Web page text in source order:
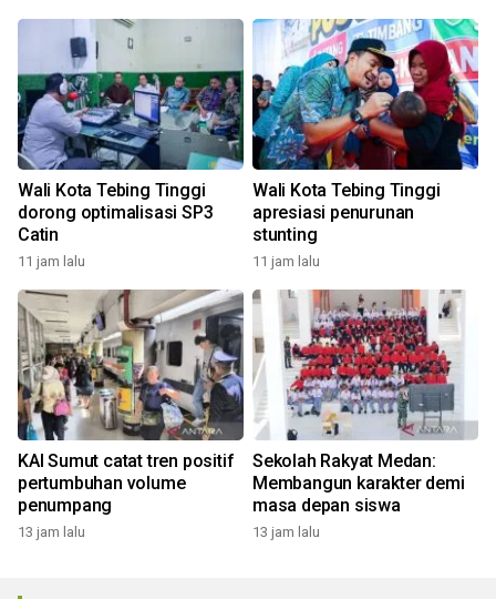
Wali Kota Tebing Tinggi
dorong optimalisasi SP3
Catin
11 jam lalu
Wali Kota Tebing Tinggi
apresiasi penurunan
stunting
11 jam lalu
KAI Sumut catat tren positif
pertumbuhan volume
penumpang
13 jam lalu
Sekolah Rakyat Medan:
Membangun karakter demi
masa depan siswa
13 jam lalu